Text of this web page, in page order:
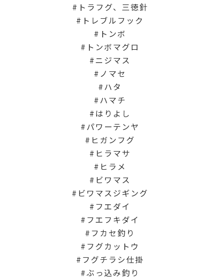
トラフグ、三徳針
トレブルフック
トンボ
トンボマグロ
ニジマス
ノマセ
ハタ
ハマチ
はりよし
パワーテンヤ
ヒガンフグ
ヒラマサ
ヒラメ
ビワマス
ビワマスジギング
フエダイ
フエフキダイ
フカセ釣り
フグカットウ
フグチラシ仕掛
ぶっ込み釣り